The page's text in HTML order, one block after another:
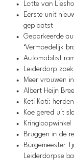
Lotte van
Eerste unit
geplaatst
Geparkeerde
‘Vermoedelijk
Automobilist
Leiderdorp
Meer vrouwen
Albert Heijn
Keti Koti:
Koe gered uit
Kringloopwinkel
Bruggen in de
Burgemeester
Leiderdorpse